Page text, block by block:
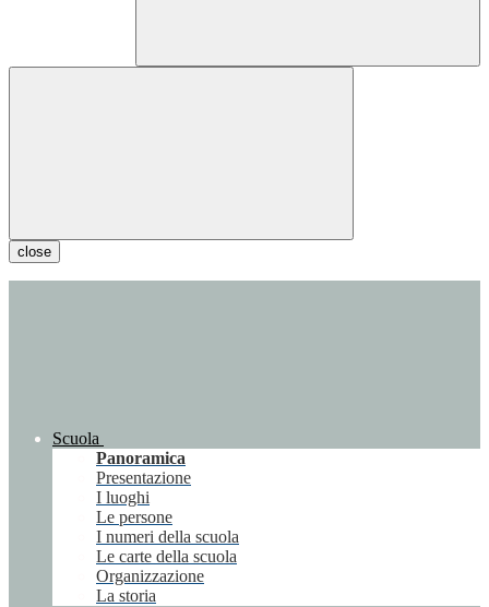
close
Scuola
Panoramica
Presentazione
I luoghi
Le persone
I numeri della scuola
Le carte della scuola
Organizzazione
La storia